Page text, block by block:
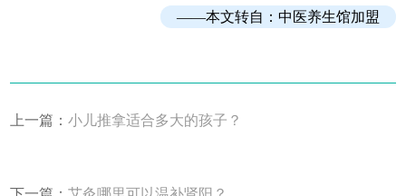
——本文转自： 中医养生馆加盟
上一篇：小儿推拿适合多大的孩子？